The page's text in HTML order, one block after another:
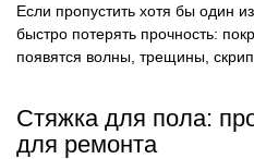
Если пропустить хотя бы один
быстро потерять прочность:
появятся волны, трещины,
Стяжка для пола:
для ремонта